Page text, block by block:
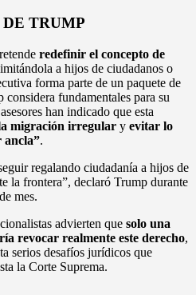
TRUMP
redefinir el concepto de
a hijos de ciudadanos o
forma parte de un paquete de
fundamentales para su
han indicado que esta
migración irregular y evitar lo
ancla”.
regalando ciudadanía a hijos de
la frontera”, declaró Trump durante
mes.
advierten que solo una
revocar realmente este derecho,
serios desafíos jurídicos que
la Corte Suprema.